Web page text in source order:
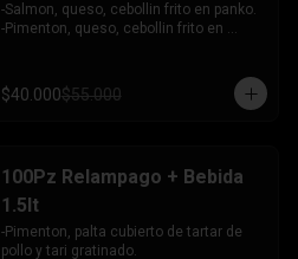
-Salmon, queso, cebollin frito en panko.
-Pimenton, queso, cebollin frito en
-Camaron furai, queso, cebollin
envuelto en palta.
salmon.
-Hosomaki de kanikama.
- 5 Gyosas fritas + 5 bolitas de queso.
INCLUYE: 6 SALSAS - 5 PALITOS
$40.000$55.000
100Pz Relampago + Bebida
1.5lt
-Pimenton, palta cubierto de tartar de
pollo y tari gratinado.